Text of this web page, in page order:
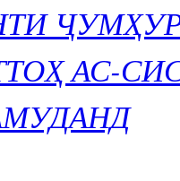
АС-